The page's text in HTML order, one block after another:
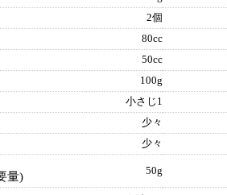
2個
80cc
50cc
100g
小さじ1
少々
少々
量)
50g